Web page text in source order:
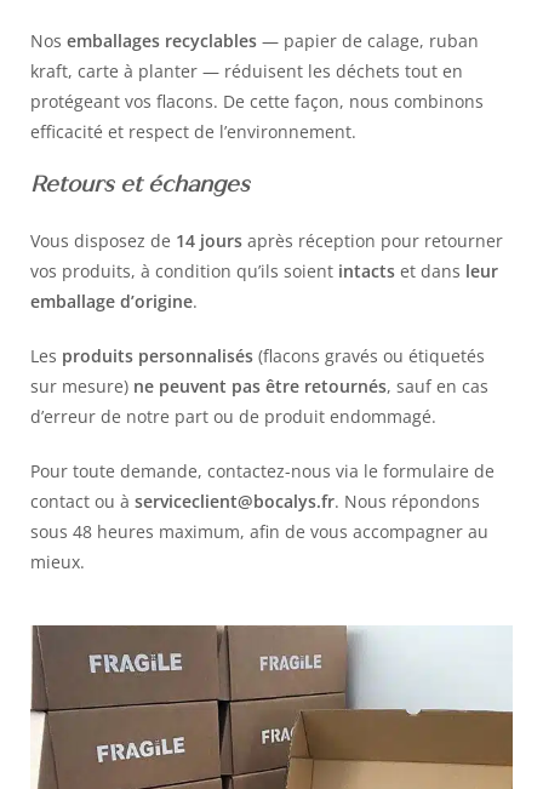
Nos emballages recyclables — papier de calage, ruban
kraft, carte à planter — réduisent les déchets tout en
protégeant vos flacons. De cette façon, nous combinons
efficacité et respect de l’environnement.
Retours et échanges
Vous disposez de 14 jours après réception pour retourner
vos produits, à condition qu’ils soient intacts et dans leur
emballage d’origine.
Les produits personnalisés (flacons gravés ou étiquetés
sur mesure) ne peuvent pas être retournés, sauf en cas
d’erreur de notre part ou de produit endommagé.
Pour toute demande, contactez-nous via le formulaire de
contact ou à serviceclient@bocalys.fr. Nous répondons
sous 48 heures maximum, afin de vous accompagner au
mieux.